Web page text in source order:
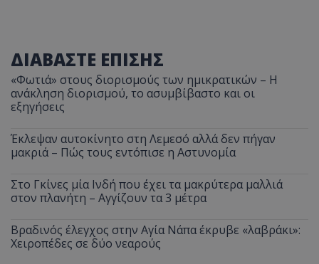
ΔΙΑΒΑΣΤΕ ΕΠΙΣΗΣ
«Φωτιά» στους διορισμούς των ημικρατικών – Η
ανάκληση διορισμού, το ασυμβίβαστο και οι
εξηγήσεις
Έκλεψαν αυτοκίνητο στη Λεμεσό αλλά δεν πήγαν
μακριά – Πώς τους εντόπισε η Αστυνομία
Στο Γκίνες μία Ινδή που έχει τα μακρύτερα μαλλιά
στον πλανήτη – Αγγίζουν τα 3 μέτρα
Βραδινός έλεγχος στην Αγία Νάπα έκρυβε «λαβράκι»:
Χειροπέδες σε δύο νεαρούς